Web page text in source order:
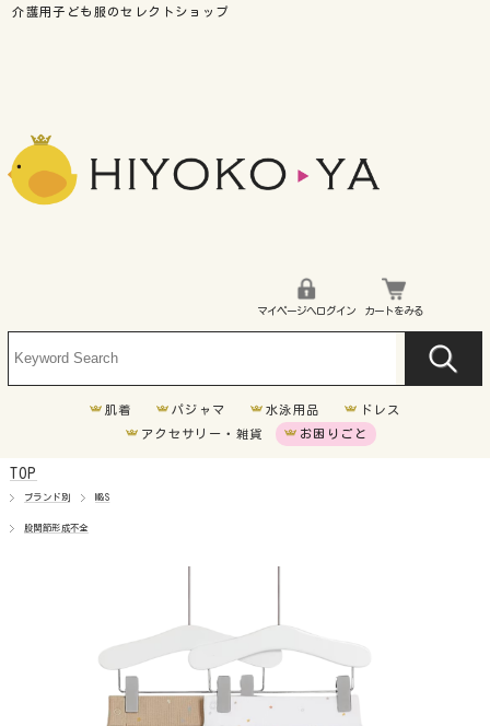
マイページへログイン カートをみる
肌着 パジャマ 水泳用品
ドレス
アクセサリー・雑貨
お困りごと
超未熟児
TOP
ブランド別 M&S
股関節形成不全